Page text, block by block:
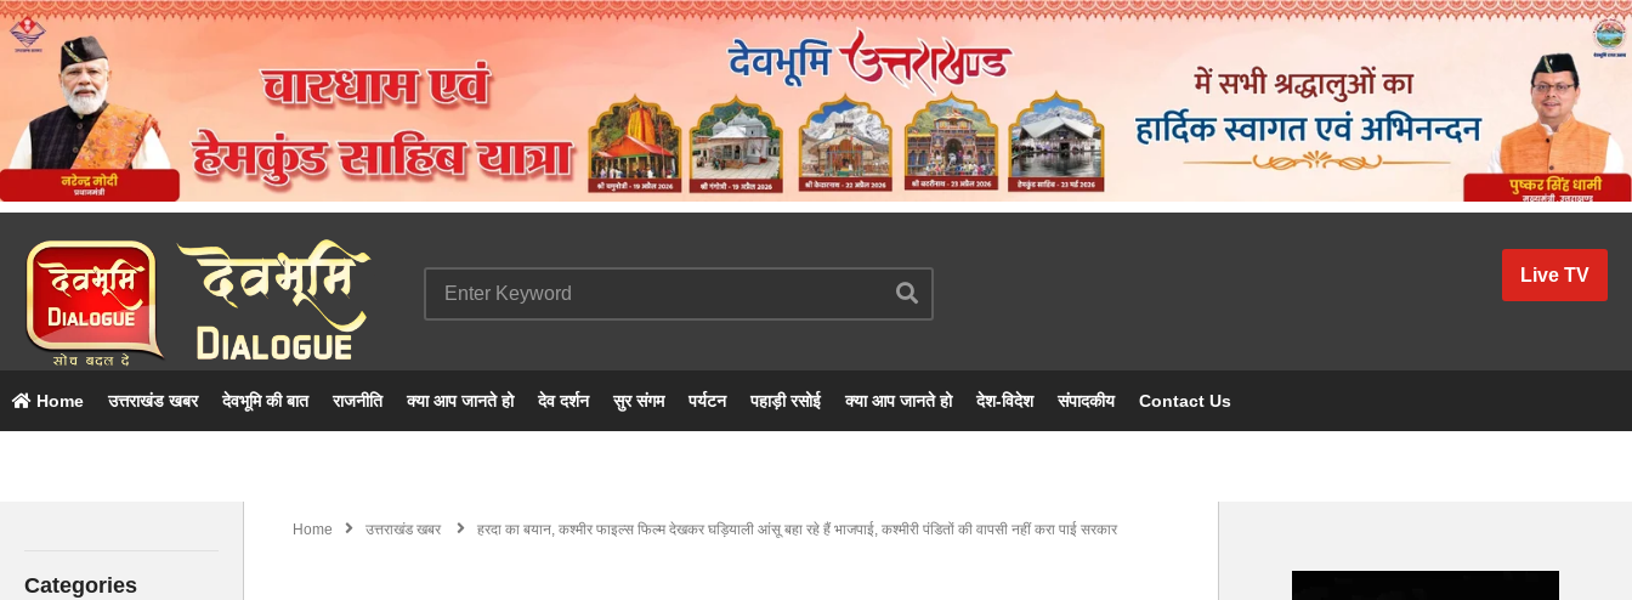
Live TV
Home उत्तराखंड खबर देवभूमि की बात राजनीति क्या आप जानते हो देव दर्शन सुर संगम पर्यटन पहाड़ी रसोई क्या आप जानते हो देश-विदेश संपादकीय Contact Us
Categories
Home उत्तराखंड खबर हरदा का बयान, कश्मीर फाइल्स फिल्म देखकर घड़ियाली आंसू बहा रहे हैं भाजपाई, कश्मीरी पंडितों की वापसी नहीं करा पाई सरकार